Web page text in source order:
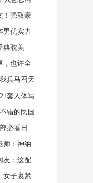
！强取豪
男优实力
典耽美
，也许全
兵马召天
套人体写
错的民国
必看日
师：神纳
友：这配
女子裹紧